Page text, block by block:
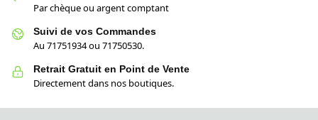
Par chèque ou argent comptant
Suivi de vos Commandes
Au 71751934 ou 71750530.
Retrait Gratuit en Point de Vente
Directement dans nos boutiques.